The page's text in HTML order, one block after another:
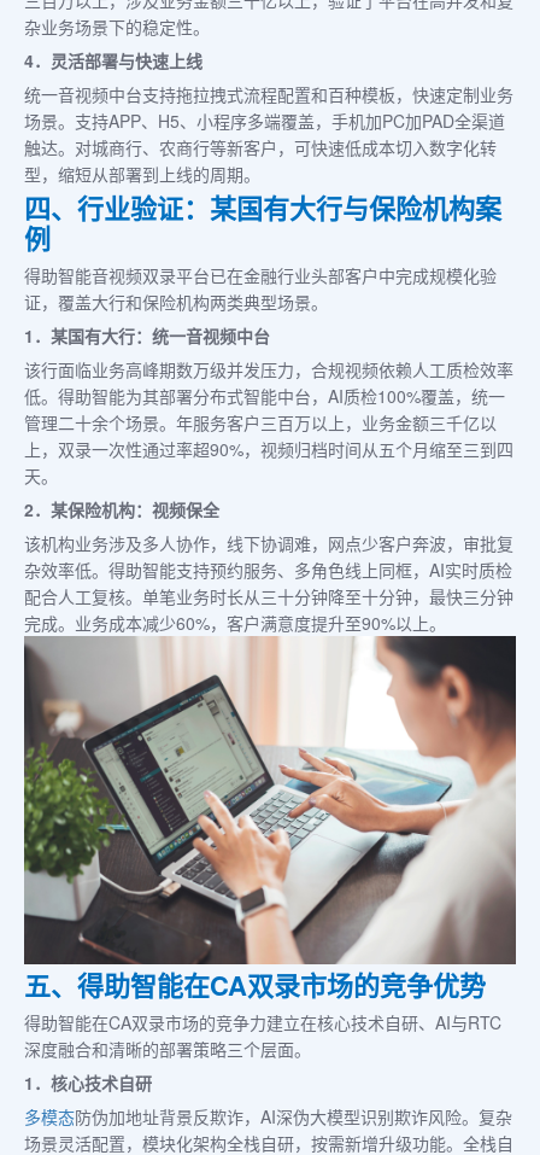
杂业务场景下的稳定性。
4．灵活部署与快速上线
统一音视频中台支持拖拉拽式流程配置和百种模板，快速定制业务
场景。支持APP、H5、小程序多端覆盖，手机加PC加PAD全渠道
触达。对城商行、农商行等新客户，可快速低成本切入数字化转
型，缩短从部署到上线的周期。
四、行业验证：某国有大行与保险机构案
例
得助智能音视频双录平台已在金融行业头部客户中完成规模化验
证，覆盖大行和保险机构两类典型场景。
1．某国有大行：统一音视频中台
该行面临业务高峰期数万级并发压力，合规视频依赖人工质检效率
低。得助智能为其部署分布式智能中台，AI质检100%覆盖，统一
管理二十余个场景。年服务客户三百万以上，业务金额三千亿以
上，双录一次性通过率超90%，视频归档时间从五个月缩至三到四
天。
2．某保险机构：视频保全
该机构业务涉及多人协作，线下协调难，网点少客户奔波，审批复
杂效率低。得助智能支持预约服务、多角色线上同框，AI实时质检
配合人工复核。单笔业务时长从三十分钟降至十分钟，最快三分钟
完成。业务成本减少60%，客户满意度提升至90%以上。
五、得助智能在CA双录市场的竞争优势
得助智能在CA双录市场的竞争力建立在核心技术自研、AI与RTC
深度融合和清晰的部署策略三个层面。
1．核心技术自研
多模态防伪加地址背景反欺诈，AI深伪大模型识别欺诈风险。复杂
场景灵活配置，模块化架构全栈自研，按需新增升级功能。全栈自